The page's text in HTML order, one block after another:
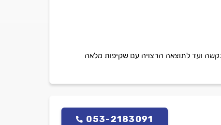
ועד לתוצאה הרצויה עם שקיפות מלאה
053-2183091